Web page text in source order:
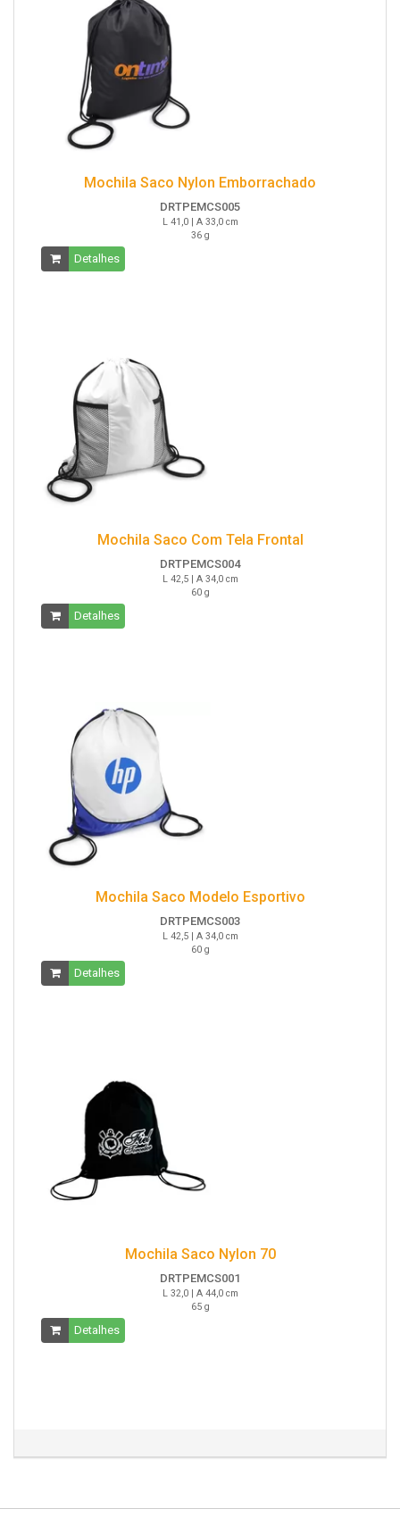
Mochila Saco Nylon Emborrachado
DRTPEMCS005
L 41,0 | A 33,0 cm
36 g
Detalhes
Mochila Saco Com Tela Frontal
DRTPEMCS004
L 42,5 | A 34,0 cm
60 g
Detalhes
Mochila Saco Modelo Esportivo
DRTPEMCS003
L 42,5 | A 34,0 cm
60 g
Detalhes
Mochila Saco Nylon 70
DRTPEMCS001
L 32,0 | A 44,0 cm
65 g
Detalhes